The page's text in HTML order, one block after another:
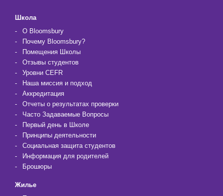
Школа
О Bloomsbury
Почему Bloomsbury?
Помещения Школы
Отзывы студентов
Уровни CEFR
Наша миссия и подход
Аккредитация
Отчеты о результатах проверки
Часто Задаваемые Вопросы
Первый день в Школе
Принципы деятельности
Социальная защита студентов
Информация для родителей
Брошюры
Жилье